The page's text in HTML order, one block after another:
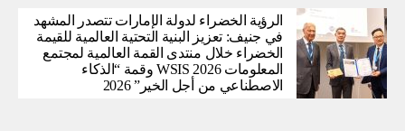
الرؤية الخضراء لدولة الإمارات تتصدر المشهد
في جنيف: تعزيز البنية التحتية العالمية للقيمة
الخضراء خلال منتدى القمة العالمية لمجتمع
المعلومات WSIS 2026 وقمة “الذكاء
الاصطناعي من أجل الخير” 2026